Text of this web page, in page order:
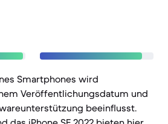
Smartphones wird
Veröffentlichungsdatum und
beeinflusst.